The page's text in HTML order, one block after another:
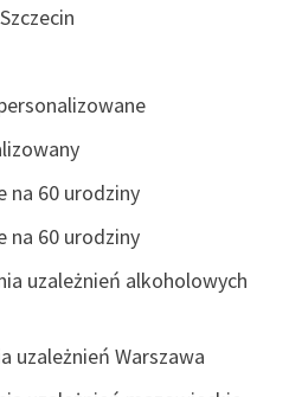
na 60 urodziny
na 60 urodziny
uzależnień alkoholowych
uzależnień Warszawa